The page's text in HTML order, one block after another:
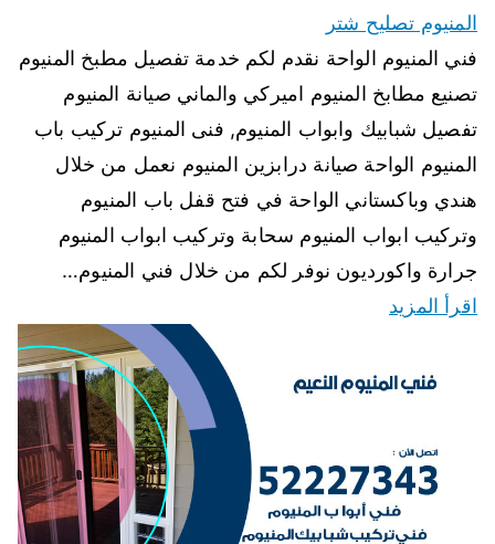
المنيوم تصليح شتر
فني المنيوم الواحة نقدم لكم خدمة تفصيل مطبخ المنيوم
تصنيع مطابخ المنيوم اميركي والماني صيانة المنيوم
تفصيل شبابيك وابواب المنيوم, فنى المنيوم تركيب باب
المنيوم الواحة صيانة درابزين المنيوم نعمل من خلال
هندي وباكستاني الواحة في فتح قفل باب المنيوم
وتركيب ابواب المنيوم سحابة وتركيب ابواب المنيوم
جرارة واكورديون نوفر لكم من خلال فني المنيوم…
اقرأ المزيد